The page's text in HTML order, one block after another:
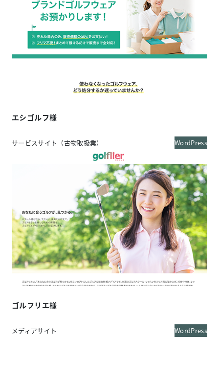
エシゴルフ様
サービスサイト（古物取扱業） WordPress
ゴルフリエ様
メディアサイト WordPress